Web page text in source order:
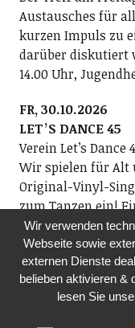
Austausches für
kurzen Impuls zu
darüber diskutiert
14.00 Uhr,
FR, 30.10.2026
LETʼS DANCE 45
Verein Letʼs Dance
Wir spielen für Alt
Original-Vinyl-
zum Tanzen ein!
bar).
20.00-00.00 Uhr,
DO, 05.11.2026
MITTAGSTISCH
Wir verwenden
Webseite sowie
externen Dienste
belieben aktivieren &
lesen Sie